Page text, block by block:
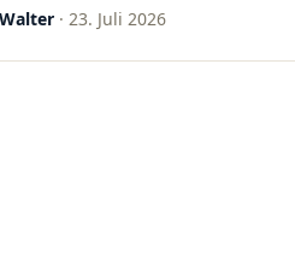
· 23. Juli 2026